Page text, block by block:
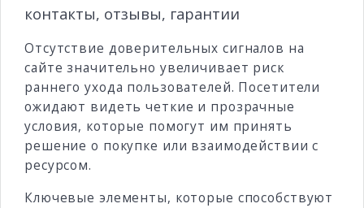
контакты, отзывы, гарантии
Отсутствие доверительных сигналов на
сайте значительно увеличивает риск
раннего ухода пользователей. Посетители
ожидают видеть четкие и прозрачные
условия, которые помогут им принять
решение о покупке или взаимодействии с
ресурсом.
Ключевые элементы, которые способствуют